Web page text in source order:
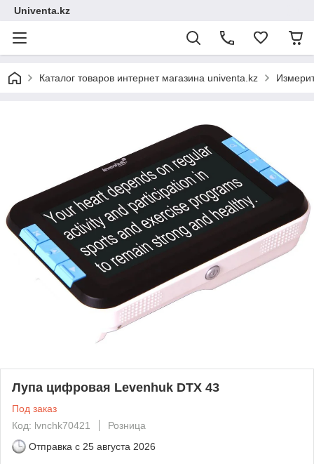
Univenta.kz
Каталог товаров интернет магазина univenta.kz
Лупа цифровая Levenhuk DTX 43
Под заказ
Код: lvnchk70421
Розница
Отправка с 25 августа 2026